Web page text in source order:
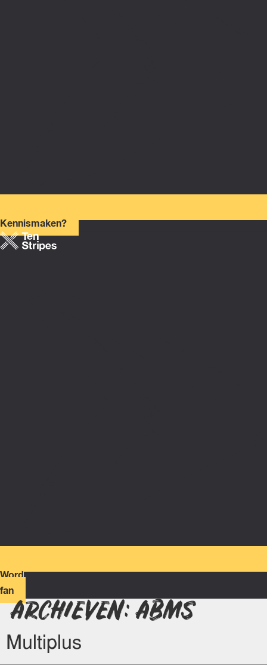
Kennismaken?
Word
fan
ARCHIEVEN:ABMS
Multiplus